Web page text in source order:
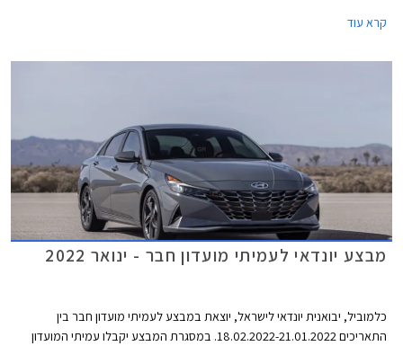
קרא עוד
מבצע יונדאי לעמיתי מועדון חבר - ינואר 2022
כלמוביל, יבואנית יונדאי לישראל, יוצאת במבצע לעמיתי מועדון חבר בין
התאריכים 18.02.2022-21.01.2022. במסגרת המבצע יקבלו עמיתי המועדון